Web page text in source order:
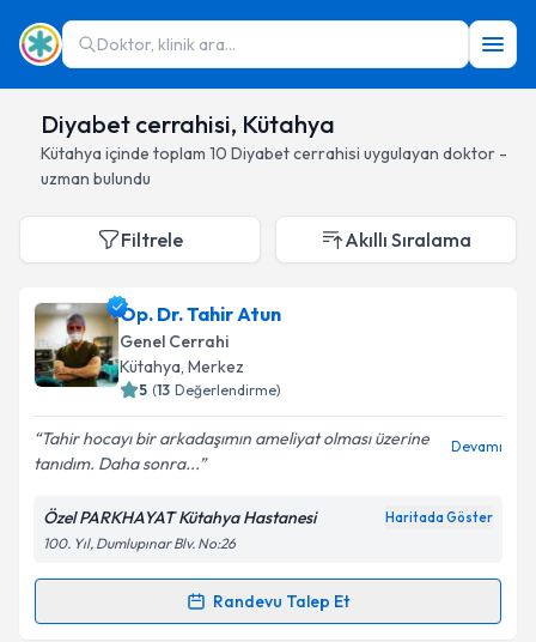
Doktor, klinik ara...
Diyabet cerrahisi, Kütahya
Kütahya içinde toplam 10 Diyabet cerrahisi uygulayan doktor -
uzman bulundu
Filtrele Akıllı Sıralama
Op. Dr. Tahir Atun
Genel Cerrahi
Kütahya, Merkez
5 (13 Değerlendirme)
Tahir hocayı bir arkadaşımın ameliyat olması üzerine
tanıdım. Daha sonra...
Devamı
Özel PARKHAYAT Kütahya Hastanesi Haritada Göster
100. Yıl, Dumlupınar Blv. No:26
Randevu Talep Et
Randevu Takvimi Talebi